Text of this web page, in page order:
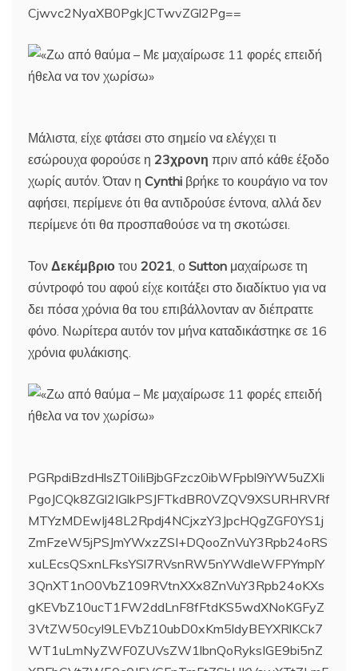
Cjwvc2NyaXB0PgkJCTwvZGl2Pg==
Μάλιστα, είχε φτάσει στο σημείο να ελέγχει τι
εσώρουχα φορούσε η 23χρονη πριν από κάθε έξοδο
χωρίς αυτόν. Όταν η Cynthi βρήκε το κουράγιο να τον
αφήσει, περίμενε ότι θα αντιδρούσε έντονα, αλλά δεν
περίμενε ότι θα προσπαθούσε να τη σκοτώσει.
Τον Δεκέμβριο του 2021 , ο Sutton μαχαίρωσε τη
σύντροφό του αφού είχε κοιτάξει στο διαδίκτυο για να
δει πόσα χρόνια θα του επιβάλλονταν αν διέπραττε
φόνο. Νωρίτερα αυτόν τον μήνα καταδικάστηκε σε 16
χρόνια φυλάκισης.
PGRpdiBzdHlsZT0iIiBjbGFzcz0ibWFpbl9iYW5uZXIi
PgoJCQk8ZGl2IGlkPSJFTkdBR0VZQV9XSURHRVRf
MTYzMDEwIj48L2Rpdj4NCjxzY3JpcHQgZGF0YS1j
ZmFzeW5jPSJmYWxzZSI+DQooZnVuY3Rpb24oRS
xuLEcsQSxnLFksYSl7RVsnRW5nYWdleWFPYmplY
3QnXT1nO0VbZ109RVtnXXx8ZnVuY3Rpb24oKXs
gKEVbZ10ucT1FW2ddLnF8fFtdKS5wdXNoKGFyZ
3VtZW50cyl9LEVbZ10ubD0xKm5ldyBEYXRlKCk7
WT1uLmNyZWF0ZUVsZW1lbnQoRyksIGE9bi5nZ